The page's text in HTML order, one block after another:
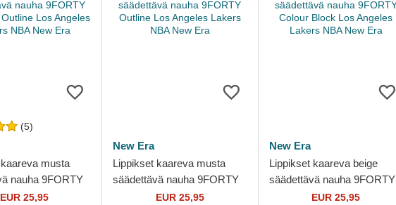
(5)
musta
nauha 9FORTY
Los
EUR 25,95
New Era
Lippikset kaareva musta
säädettävä nauha 9FORTY
Outline Los Angeles Lakers
EUR 25,95
New Era
Lippikset kaareva beige
säädettävä nauha 9FORTY
Colour Block Los Angeles
EUR 25,95